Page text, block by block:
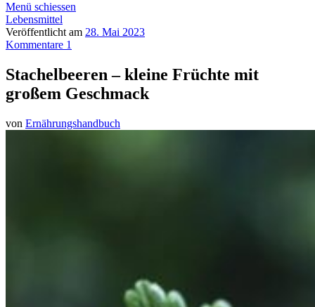
Menü schiessen
Lebensmittel
Veröffentlicht am 28. Mai 2023
Kommentare 1
Stachelbeeren – kleine Früchte mit
großem Geschmack
von Ernährungshandbuch